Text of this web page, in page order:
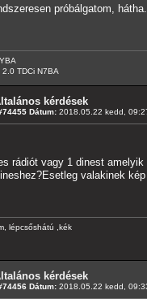
próbálgatom,
TDCi N7BA
kérdések
Dátum: 2018.05.22 kedd,
rádiót vagy 1 dinest
valakinek
lépcsőshátú ,kék
kérdések
Dátum: 2018.05.22 kedd,